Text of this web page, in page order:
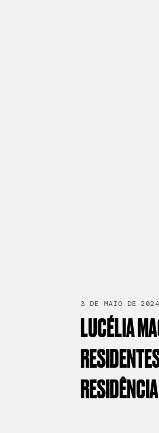
3 DE MAIO DE 2024
LUCÉLIA
RESIDÊNCIA